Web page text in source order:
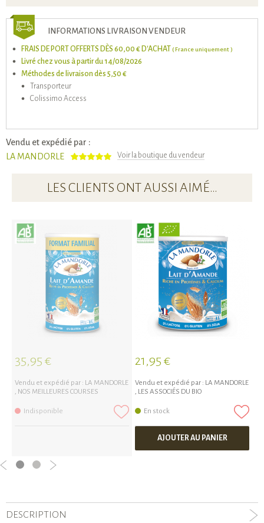
INFORMATIONS LIVRAISON VENDEUR
FRAIS DE PORT OFFERTS DÈS 60,00 € D'ACHAT ( France uniquement )
Livré chez vous à partir du 14/08/2026
Méthodes de livraison dès 5,50 €
Transporteur
Colissimo Access
Vendu et expédié par :
LA MANDORLE
Voir la boutique du vendeur
LES CLIENTS ONT AUSSI AIMÉ…
35,95 €
Vendu et expédié par : LA MANDORLE
, NOS MEILLEURES COURSES
Indisponible
21,95 €
Vendu et expédié par : LA MANDORLE
, LES ASSOCIÉS DU BIO
En stock
AJOUTER AU PANIER
DESCRIPTION